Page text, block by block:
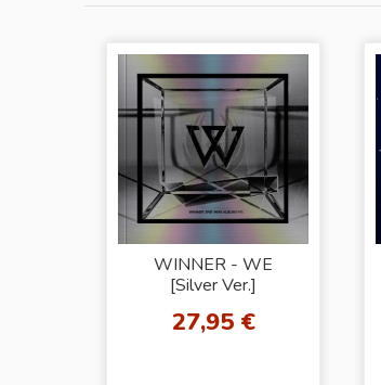
WINNER - WE
[Silver Ver.]
27,95 €